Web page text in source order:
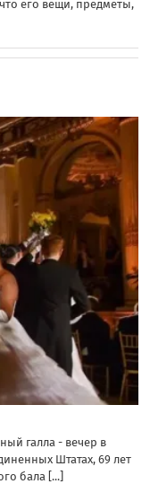
его вещи, предметы,
галла - вечер в
Штатах, 69 лет
бала [...]